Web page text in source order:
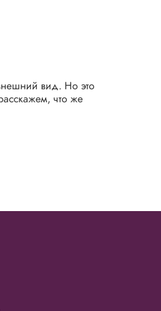
вид. Но это
что же